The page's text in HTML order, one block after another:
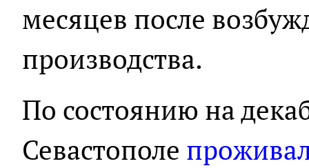
месяцев после
производства.
По состоянию на
Севастополе